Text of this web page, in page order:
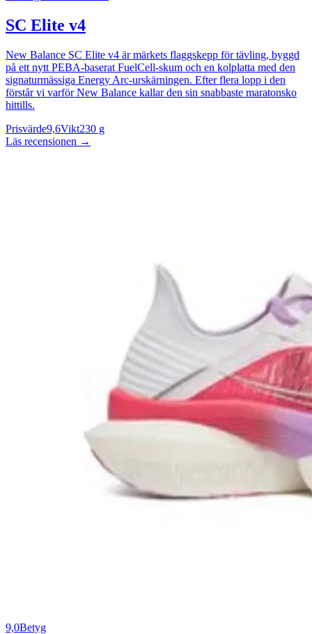
SC Elite v4
New Balance SC Elite v4 är märkets flaggskepp för tävling, byggd
på ett nytt PEBA-baserat FuelCell-skum och en kolplatta med den
signaturmässiga Energy Arc-urskärningen. Efter flera lopp i den
förstår vi varför New Balance kallar den sin snabbaste maratonsko
hittills.
Prisvärde9,6Vikt230 g
Läs recensionen →
9,0Betyg